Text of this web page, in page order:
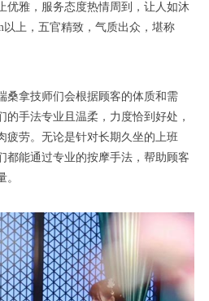
优雅，服务态度热情周到，让人如沐
以上，五官精致，气质出众，堪称
拿技师们会根据顾客的体质和需
手法专业且温柔，力度恰到好处，
疲劳。无论是针对长期久坐的上班
都能通过专业的按摩手法，帮助顾客